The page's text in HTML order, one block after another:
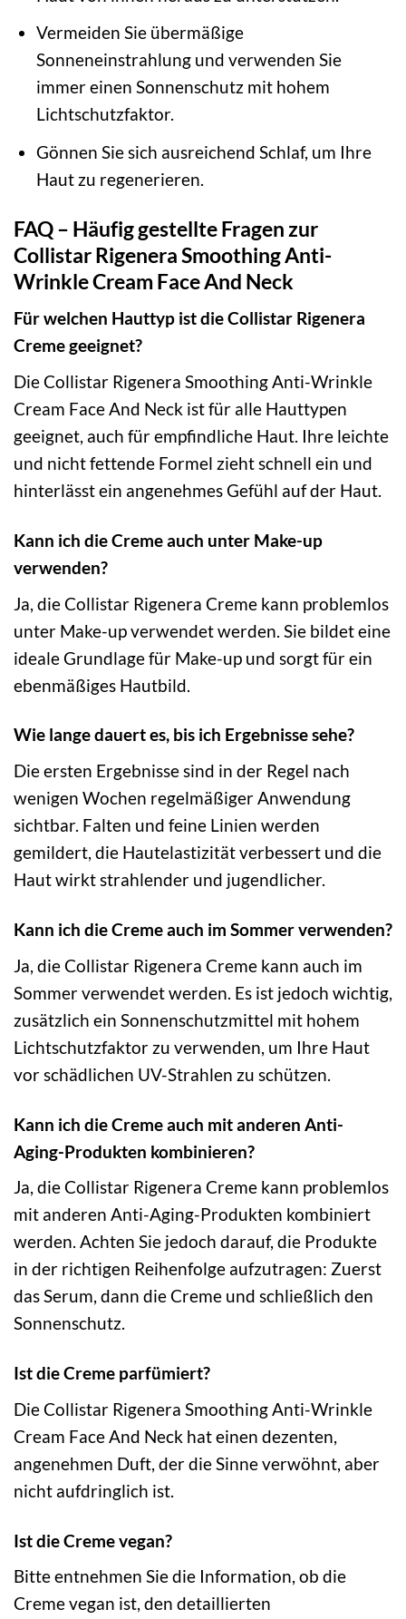
Vermeiden Sie übermäßige
Sonneneinstrahlung und verwenden Sie
immer einen Sonnenschutz mit hohem
Lichtschutzfaktor.
Gönnen Sie sich ausreichend Schlaf, um Ihre
Haut zu regenerieren.
FAQ – Häufig gestellte Fragen zur
Collistar Rigenera Smoothing Anti-
Wrinkle Cream Face And Neck
Für welchen Hauttyp ist die Collistar Rigenera
Creme geeignet?
Die Collistar Rigenera Smoothing Anti-Wrinkle
Cream Face And Neck ist für alle Hauttypen
geeignet, auch für empfindliche Haut. Ihre leichte
und nicht fettende Formel zieht schnell ein und
hinterlässt ein angenehmes Gefühl auf der Haut.
Kann ich die Creme auch unter Make-up
verwenden?
Ja, die Collistar Rigenera Creme kann problemlos
unter Make-up verwendet werden. Sie bildet eine
ideale Grundlage für Make-up und sorgt für ein
ebenmäßiges Hautbild.
Wie lange dauert es, bis ich Ergebnisse sehe?
Die ersten Ergebnisse sind in der Regel nach
wenigen Wochen regelmäßiger Anwendung
sichtbar. Falten und feine Linien werden
gemildert, die Hautelastizität verbessert und die
Haut wirkt strahlender und jugendlicher.
Kann ich die Creme auch im Sommer verwenden?
Ja, die Collistar Rigenera Creme kann auch im
Sommer verwendet werden. Es ist jedoch wichtig,
zusätzlich ein Sonnenschutzmittel mit hohem
Lichtschutzfaktor zu verwenden, um Ihre Haut
vor schädlichen UV-Strahlen zu schützen.
Kann ich die Creme auch mit anderen Anti-
Aging-Produkten kombinieren?
Ja, die Collistar Rigenera Creme kann problemlos
mit anderen Anti-Aging-Produkten kombiniert
werden. Achten Sie jedoch darauf, die Produkte
in der richtigen Reihenfolge aufzutragen: Zuerst
das Serum, dann die Creme und schließlich den
Sonnenschutz.
Ist die Creme parfümiert?
Die Collistar Rigenera Smoothing Anti-Wrinkle
Cream Face And Neck hat einen dezenten,
angenehmen Duft, der die Sinne verwöhnt, aber
nicht aufdringlich ist.
Ist die Creme vegan?
Bitte entnehmen Sie die Information, ob die
Creme vegan ist, den detaillierten